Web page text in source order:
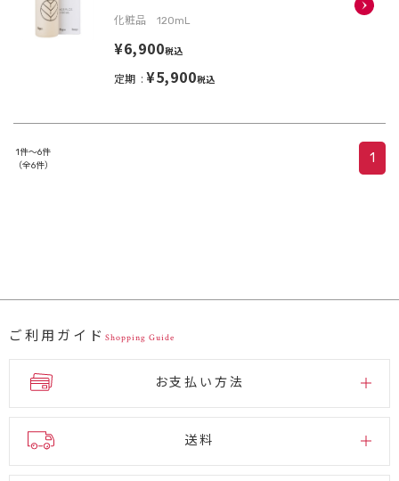
化粧品 120mL
¥6,900税込
定期 ¥5,900税込
1件～6件
（全6件）
1
ご利用ガイド Shopping Guide
お支払い方法
送料